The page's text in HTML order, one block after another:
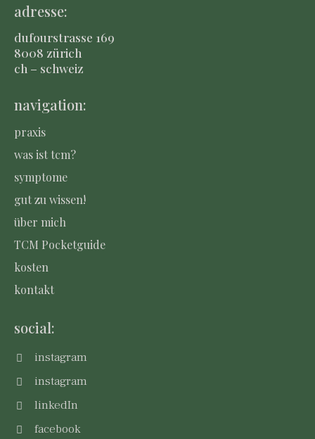
adresse:
dufourstrasse 169
8008 zürich
ch – schweiz
navigation:
praxis
was ist tcm?
symptome
gut zu wissen!
über mich
TCM Pocketguide
kosten
kontakt
social:
instagram
instagram
linkedIn
facebook